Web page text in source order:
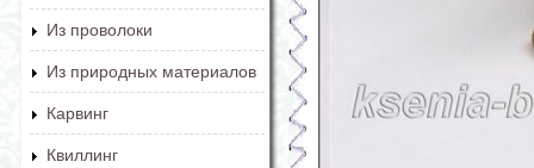
Из проволоки
Из природных материалов
Карвинг
Квиллинг